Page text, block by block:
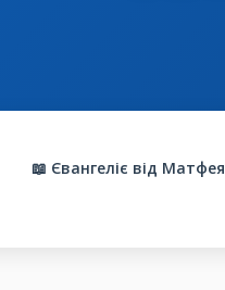
📖 Євангеліє від Матфея